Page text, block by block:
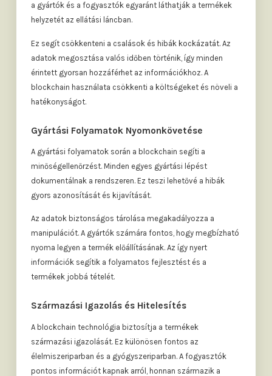
a gyártók és a fogyasztók egyaránt láthatják a termékek
helyzetét az ellátási láncban.
Ez segít csökkenteni a csalások és hibák kockázatát. Az
adatok megosztása valós időben történik, így minden
érintett gyorsan hozzáférhet az információkhoz. A
blockchain használata csökkenti a költségeket és növeli a
hatékonyságot.
Gyártási Folyamatok Nyomonkövetése
A gyártási folyamatok során a blockchain segíti a
minőségellenőrzést. Minden egyes gyártási lépést
dokumentálnak a rendszeren. Ez teszi lehetővé a hibák
gyors azonosítását és kijavítását.
Az adatok biztonságos tárolása megakadályozza a
manipulációt. A gyártók számára fontos, hogy megbízható
nyoma legyen a termék előállításának. Az így nyert
információk segítik a folyamatos fejlesztést és a
termékek jobbá tételét.
Származási Igazolás és Hitelesítés
A blockchain technológia biztosítja a termékek
származási igazolását. Ez különösen fontos az
élelmiszeriparban és a gyógyszeriparban. A fogyasztók
pontos információt kapnak arról, honnan származik a